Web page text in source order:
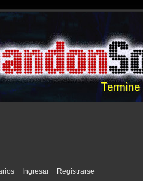
Ingresar Registrarse